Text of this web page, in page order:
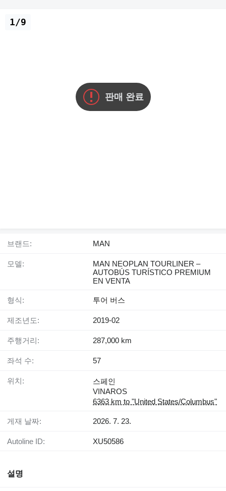
판매 완료
1/9
브랜드: MAN
모델:
MAN NEOPLAN TOURLINER –
AUTOBÚS TURÍSTICO PREMIUM
EN VENTA
형식: 투어 버스
제조년도: 2019-02
주행거리: 287,000 km
좌석 수: 57
위치:
스페인
VINAROS
6363 km to "United States/Columbus"
게재 날짜: 2026. 7. 23.
Autoline ID: XU50586
설명